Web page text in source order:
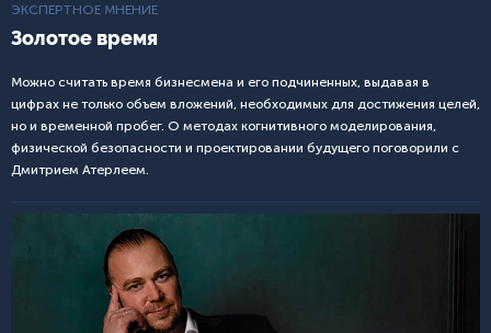
ЭКСПЕРТНОЕ МНЕНИЕ
Золотое время
Можно считать время бизнесмена и его подчиненных, выдавая в
цифрах не только объем вложений, необходимых для достижения целей,
но и временной пробег. О методах когнитивного моделирования,
физической безопасности и проектировании будущего поговорили с
Дмитрием Атерлеем.